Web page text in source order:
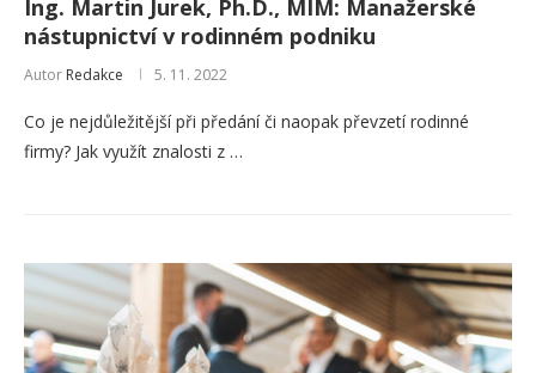
Ing. Martin Jurek, Ph.D., MIM: Manažerské
nástupnictví v rodinném podniku
Autor Redakce 5. 11. 2022
Co je nejdůležitější při předání či naopak převzetí rodinné
firmy? Jak využít znalosti z …